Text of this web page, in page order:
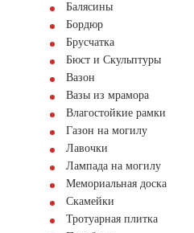
Балясины
Бордюр
Брусчатка
Бюст и Скульптуры
Вазон
Вазы из мрамора
Влагостойкие рамки
Газон на могилу
Лавочки
Лампада на могилу
Мемориальная доска
Скамейки
Тротуарная плитка